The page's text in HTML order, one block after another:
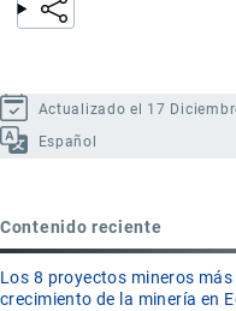
Actualizado el 17
Español
Contenido reciente
Los 8 proyectos mineros
crecimiento de la minería en